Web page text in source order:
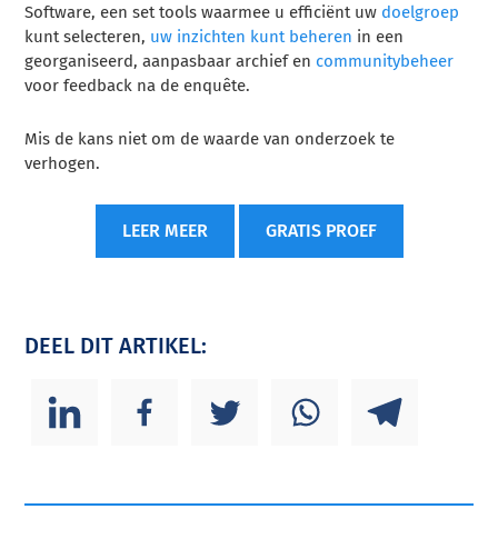
Software, een set tools waarmee u efficiënt uw doelgroep
kunt selecteren, uw inzichten kunt beheren in een
georganiseerd, aanpasbaar archief en communitybeheer
voor feedback na de enquête.
Mis de kans niet om de waarde van onderzoek te
verhogen.
LEER MEER GRATIS PROEF
DEEL DIT ARTIKEL: